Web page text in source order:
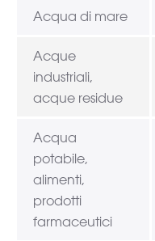
Acqua di mare
Acque
industriali,
acque residue
Acqua
potabile,
alimenti,
prodotti
farmaceutici